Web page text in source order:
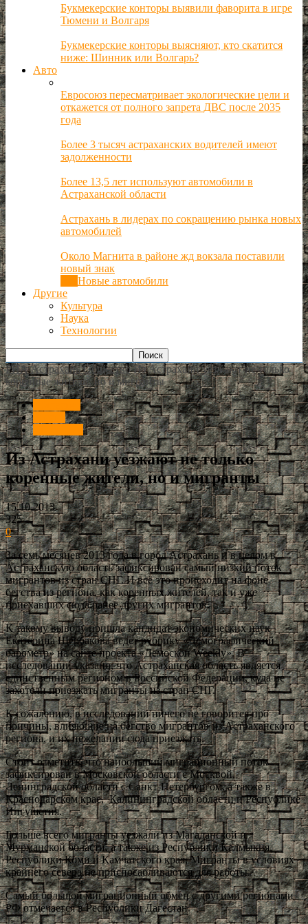
Букмекерские конторы выявили фаворита в игре
Тюмени и Волгаря
Букмекерские конторы выясняют, кто скатится
ниже: Шинник или Волгарь?
Авто
Евросоюз пересматривает экологические цели и
откажется от полного запрета ДВС после 2035
года
Более 3 тысяч астраханских водителей имеют
задолженности
Более 13,5 лет используют автомобили в
Астраханской области
Астрахань в лидерах по сокращению рынка новых
автомобилей
Около Магнита в районе жд вокзала поставили
новый знак
Новые автомобили
Другие
Культура
Наука
Технологии
РИА Астрахань Общество Из Астрахани уезжают не только
коренные жители, но и мигранты
Из Астрахани уезжают не только
коренные жители, но и мигранты
15.10.2013
325
0
За семь месяцев 2013 года в город Астрахань и в целом в
Астраханскую область зафиксирован самый низкий поток
мигрантов из стран СНГ. И всё это происходит на фоне
бегства из региона, как коренных жителей, так и уже
приехавших сюда ранее других мигрантов.
К такому выводу пришла кандидат экономических наук
Екатерина Щербакова ведет рубрику «Демографический
барометр» на сайте проекта «Демоскоп Weekly». В
исследовании указано, что Астраханская область является
единственным регионом в Российской Федерации, куда не
захотели приезжать мигранты из стран СНГ.
К сожалению, в исследовании ничего не говорится про
причины, влияющие на бегство мигрантов из Астраханского
региона, и их нежелании сюда приезжать.
Стоит отметить, что наибольший миграционный поток
зафиксирован в Московской области с Москвой,
Ленинградской области с Санкт-Петербургом, а также в
Краснодарском крае, Калининградской области и Республике
Ингушетия.
Больше всего мигранты уезжали из Магаданской и
Мурманской области, а также из Республики Калмыкия,
Республики Коми и Камчатского края. Мигранты в условиях
крайнего севера не приспосабливаются для работы.
Самый большой миграционный обмен с другими регионами
РФ отмечается в Республики Дагестан.